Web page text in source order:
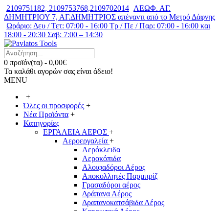
2109751182, 2109753768,2109702014 ΛΕΩΦ. ΑΓ.
ΔΗΜΗΤΡΙΟΥ 7, ΑΓ.ΔΗΜΗΤΡΙΟΣ απέναντι από το Μετρό Δάφνης
Ωράριο: Δευ / Τετ: 07:00 - 16:00 Τρ / Πε / Παρ: 07:00 - 16:00 και
18:00 - 20:30 Σαβ: 7:00 – 14:30
0 προϊόν(τα) - 0,00€
Τα καλάθι αγορών σας είναι άδειο!
MENU
+
Όλες οι προσφορές +
Νέα Προϊόντα +
Κατηγορίες
ΕΡΓΑΛΕΙΑ ΑΕΡΟΣ +
Αεροεργαλεία +
Αερόκλειδα
Αεροκόπιδα
Αλοιφαδόροι Αέρος
Αποκολλητές Παρμπρίζ
Γρασαδόροι αέρος
Δράπανα Αέρος
Δραπανοκατσάβιδα Αέρος